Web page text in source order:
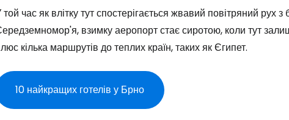
той час як влітку тут спостерігається жвавий повітряний рух
взимку аеропорт стає сиротою, коли тут
кілька маршрутів до теплих країн, таких як Єгипет.
10 найкращих готелів у Брно